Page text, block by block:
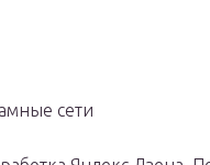
сети